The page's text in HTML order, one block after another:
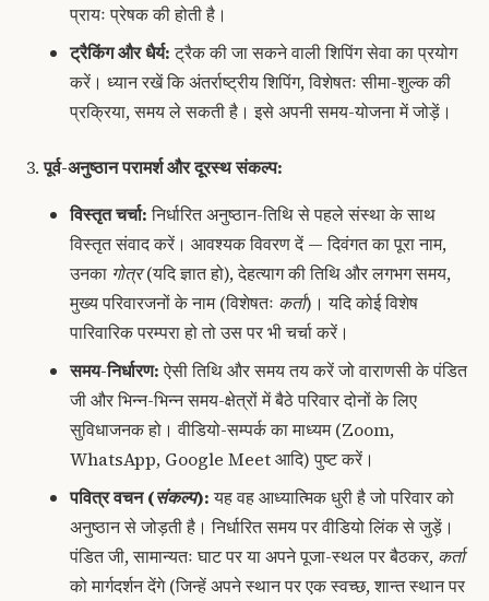
प्रायः प्रेषक की होती है।
ट्रैकिंग और धैर्य:ट्रैक की जा सकने वाली शिपिंग सेवा का प्रयोग
करें। ध्यान रखें कि अंतर्राष्ट्रीय शिपिंग, विशेषतः सीमा-शुल्क की
प्रक्रिया, समय ले सकती है। इसे अपनी समय-योजना में जोड़ें।
पूर्व-अनुष्ठान परामर्श और दूरस्थ संकल्प:
विस्तृत चर्चा:निर्धारित अनुष्ठान-तिथि से पहले संस्था के साथ
विस्तृत संवाद करें। आवश्यक विवरण दें — दिवंगत का पूरा नाम,
उनका गोत्र(यदि ज्ञात हो), देहत्याग की तिथि और लगभग समय,
मुख्य परिवारजनों के नाम (विशेषतः कर्ता)। यदि कोई विशेष
पारिवारिक परम्परा हो तो उस पर भी चर्चा करें।
समय-निर्धारण:ऐसी तिथि और समय तय करें जो वाराणसी के पंडित
जी और भिन्न-भिन्न समय-क्षेत्रों में बैठे परिवार दोनों के लिए
सुविधाजनक हो। वीडियो-सम्पर्क का माध्यम (Zoom,
WhatsApp, Google Meet आदि) पुष्ट करें।
पवित्र वचन (संकल्प):यह वह आध्यात्मिक धुरी है जो परिवार को
अनुष्ठान से जोड़ती है। निर्धारित समय पर वीडियो लिंक से जुड़ें।
पंडित जी, सामान्यतः घाट पर या अपने पूजा-स्थल पर बैठकर, कर्ता
को मार्गदर्शन देंगे (जिन्हें अपने स्थान पर एक स्वच्छ, शान्त स्थान पर